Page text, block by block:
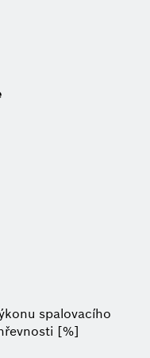
spalovacího
[%]